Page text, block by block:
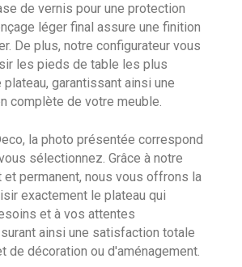
de vernis pour une protection
léger final assure une finition
De plus, notre configurateur vous
les pieds de table les plus
garantissant ainsi une
complète de votre meuble.
la photo présentée correspond
sélectionnez. Grâce à notre
permanent, nous vous offrons la
exactement le plateau qui
et à vos attentes
ainsi une satisfaction totale
de décoration ou d'aménagement.